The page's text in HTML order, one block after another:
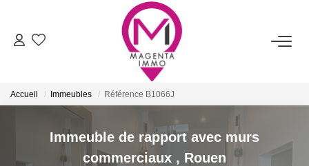
ACHETER
FAIRE ESTIMER/VENDRE
Accueil Immeubles Référence B1066J
Immeuble de rapport avec murs
commerciaux , Rouen